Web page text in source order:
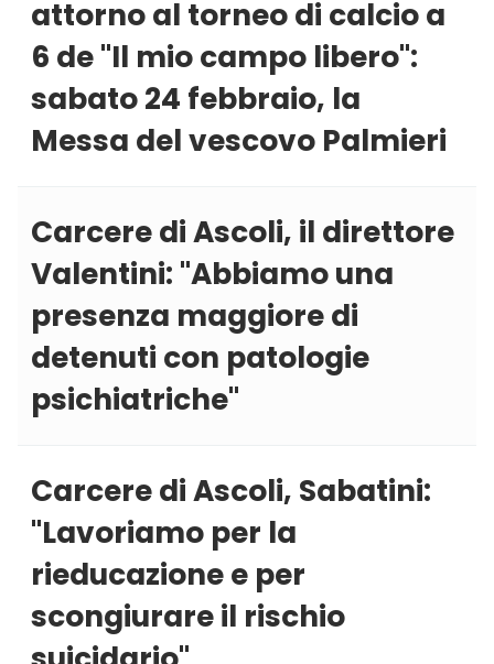
attorno al torneo di calcio a
6 de ''Il mio campo libero'':
sabato 24 febbraio, la
Messa del vescovo Palmieri
Carcere di Ascoli, il direttore
Valentini: ''Abbiamo una
presenza maggiore di
detenuti con patologie
psichiatriche''
Carcere di Ascoli, Sabatini:
''Lavoriamo per la
rieducazione e per
scongiurare il rischio